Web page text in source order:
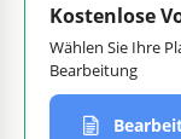
Kostenlose
Wählen Sie Ihre
Bearbeitung